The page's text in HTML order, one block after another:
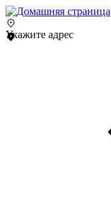
Укажите адрес